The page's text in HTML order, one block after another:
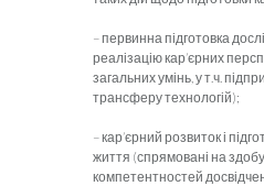
– первинна підготовка
реалізацію кар’єрних
загальних умінь, у т.ч.
трансферу технологій);
– кар’єрний розвиток і
жит­тя (спрямовані на
компетентностей